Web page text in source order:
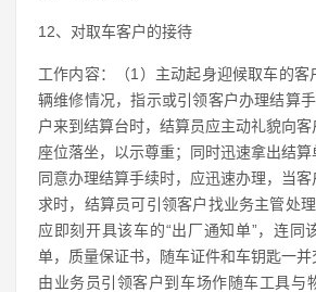
12、对取车客户的接待
工作内容：（1）主动起身迎候取车的客
辆维修情况，指示或引领客户办理结算
户来到结算台时，结算员应主动礼貌向
座位落坐，以示尊重；同时迅速拿出结
同意办理结算手续时，应迅速办理，当
求时，结算员可引领客户找业务主管处
应即刻开具该车的“出厂通知单”，连同
单，质量保证书，随车证件和车钥匙一
由业务员引领客户到车场作随车工具与